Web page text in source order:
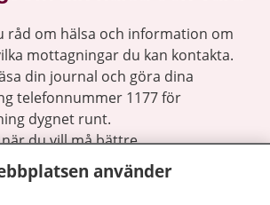
råd om hälsa och information om
mottagningar du kan kontakta.
din journal och göra dina
telefonnummer 1177 för
dygnet runt.
du vill må bättre.
använder